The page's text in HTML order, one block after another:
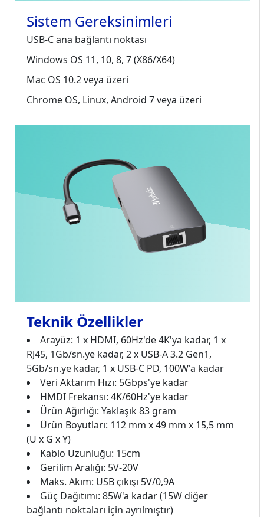
Sistem Gereksinimleri
USB-C ana bağlantı noktası
Windows OS 11, 10, 8, 7 (X86/X64)
Mac OS 10.2 veya üzeri
Chrome OS, Linux, Android 7 veya üzeri
Teknik Özellikler
Arayüz: 1 x HDMI, 60Hz'de 4K'ya kadar, 1 x
RJ45, 1Gb/sn.ye kadar, 2 x USB-A 3.2 Gen1,
5Gb/sn.ye kadar, 1 x USB-C PD, 100W'a kadar
Veri Aktarım Hızı: 5Gbps'ye kadar
HMDI Frekansı: 4K/60Hz'ye kadar
Ürün Ağırlığı: Yaklaşık 83 gram
Ürün Boyutları: 112 mm x 49 mm x 15,5 mm
(U x G x Y)
Kablo Uzunluğu: 15cm
Gerilim Aralığı: 5V-20V
Maks. Akım: USB çıkışı 5V/0,9A
Güç Dağıtımı: 85W'a kadar (15W diğer
bağlantı noktaları için ayrılmıştır)